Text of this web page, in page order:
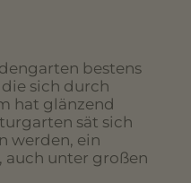
bestens
sich durch
hat glänzend
sät sich
werden, ein
auch unter großen